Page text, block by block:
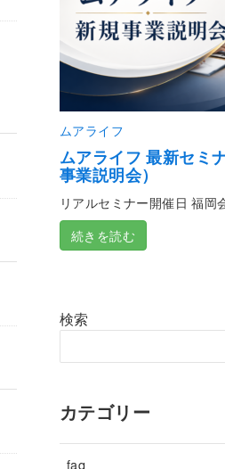
ムアライフ
ムアライフ 最新セミ
事業説明会）
リアルセミナー開催日 福岡
続きを読む
検索
カテゴリー
faq